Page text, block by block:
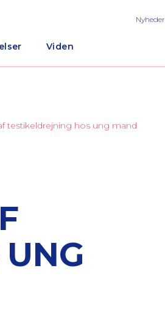
Viden
Nyheder
testikeldrejning hos ung mand